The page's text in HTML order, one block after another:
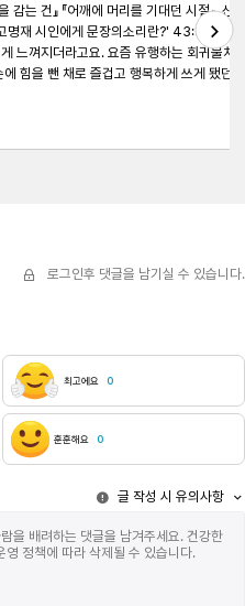
다. [방송내용] 00:00 오프닝 '미니 픽션 - 소리와 문장 다섯 번째 이야기' 00:53 어깨가 커진 오늘의 손님, 고명재 시인 02:15 part 1. 4년 만의 새 시
작업하신 시집일까요? A. 고명재 시인 : 이번 시집이 4년 만인데요. 사실 빨리 내고 싶지가 않았던 것 같아요. 제가 원래 좀 더디기도 했고, 편수도 생각보다 많지 않았어요. 저는 되게 과작이거든요. 느리고 빨리 쓰지도 못
을 다시 살아내는 느낌이 들었어요. '이번엔 좀 똑바로 살아야지' 하는 마음이요. 주변에 자문을 많이 구
시절』이란 제목에 어떤 마음을 담으셨나요? A. 고명재 시인 : 예전부터 저는 신체 부위 중에 어깨를 되게 좋아했거든요. 근데 이제 글을 쓰면서 예전에도 많이 생각을 했는데 인간한테 있는 몇 안 되는 '처
Next
로그인후 댓글을 남기실 수 있습니다.
최고에요 0
훈훈해요 0
글 작성 시 유의사항